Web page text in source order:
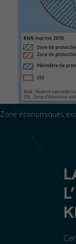
Zone économiques